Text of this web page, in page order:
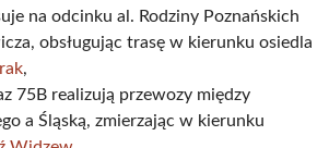
na odcinku al. Rodziny Poznańskich
obsługując trasę w kierunku osiedla
,
75B realizują przewozy między
a Śląską, zmierzając w kierunku